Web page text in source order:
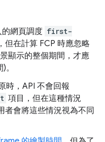
網頁調度 first-
但在計算 FCP 時應忽略
顯示的整個期間，才應
時，API 不會回報
項目，但在這種情況
者會將這些情況視為不同